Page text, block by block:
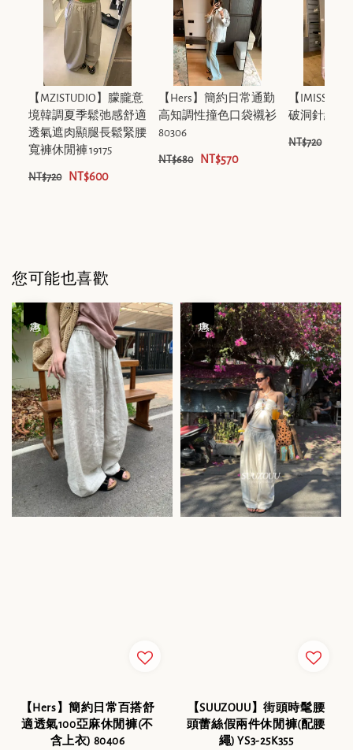
【MZISTUDIO】朦朧意
境韓調夏季鬆弛感舒適
透氣遮肉顯腿長鬆緊腰
寬褲休閒褲 19175
NT$720 NT$600
【Hers】簡約日常通勤
高知調性撞色口袋襯衫
80306
NT$680 NT$570
【IMISS】
破洞針織洋
NT$720
您可能也喜歡
【Hers】簡約日常百搭舒
適透氣100亞麻休閒褲(不
含上衣) 80406
【SUUZOUU】街頭時髦腰
頭蕾絲假兩件休閒褲(配腰
繩) YS3-25K355